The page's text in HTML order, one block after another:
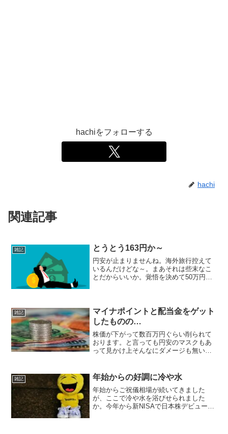
hachiをフォローする
hachi
関連記事
雑記 とうとう163円か～
円安が止まりませんね。海外旅行控えて
いるんだけどな～。まあそれは些末なこ
とだからいいか。覚悟を決めて50万円ぐ
かなるかなという気持ち...
雑記
マイナポイントと配当金をゲット
したものの…
株価が下がって数百万円ぐらい削られて
おります。と言っても円安のマスクもあ
って見かけ上そんなにダメージも無い
540ドルとマイナポイント第二弾…。しょ
ぼっ( ﾟДﾟ)なん...
雑記 年始からの好調に冷や水
年始からご祝儀相場が続いてきました
が、ここで冷や水を浴びせられました
か。今年から新NISAで日本株デビューし